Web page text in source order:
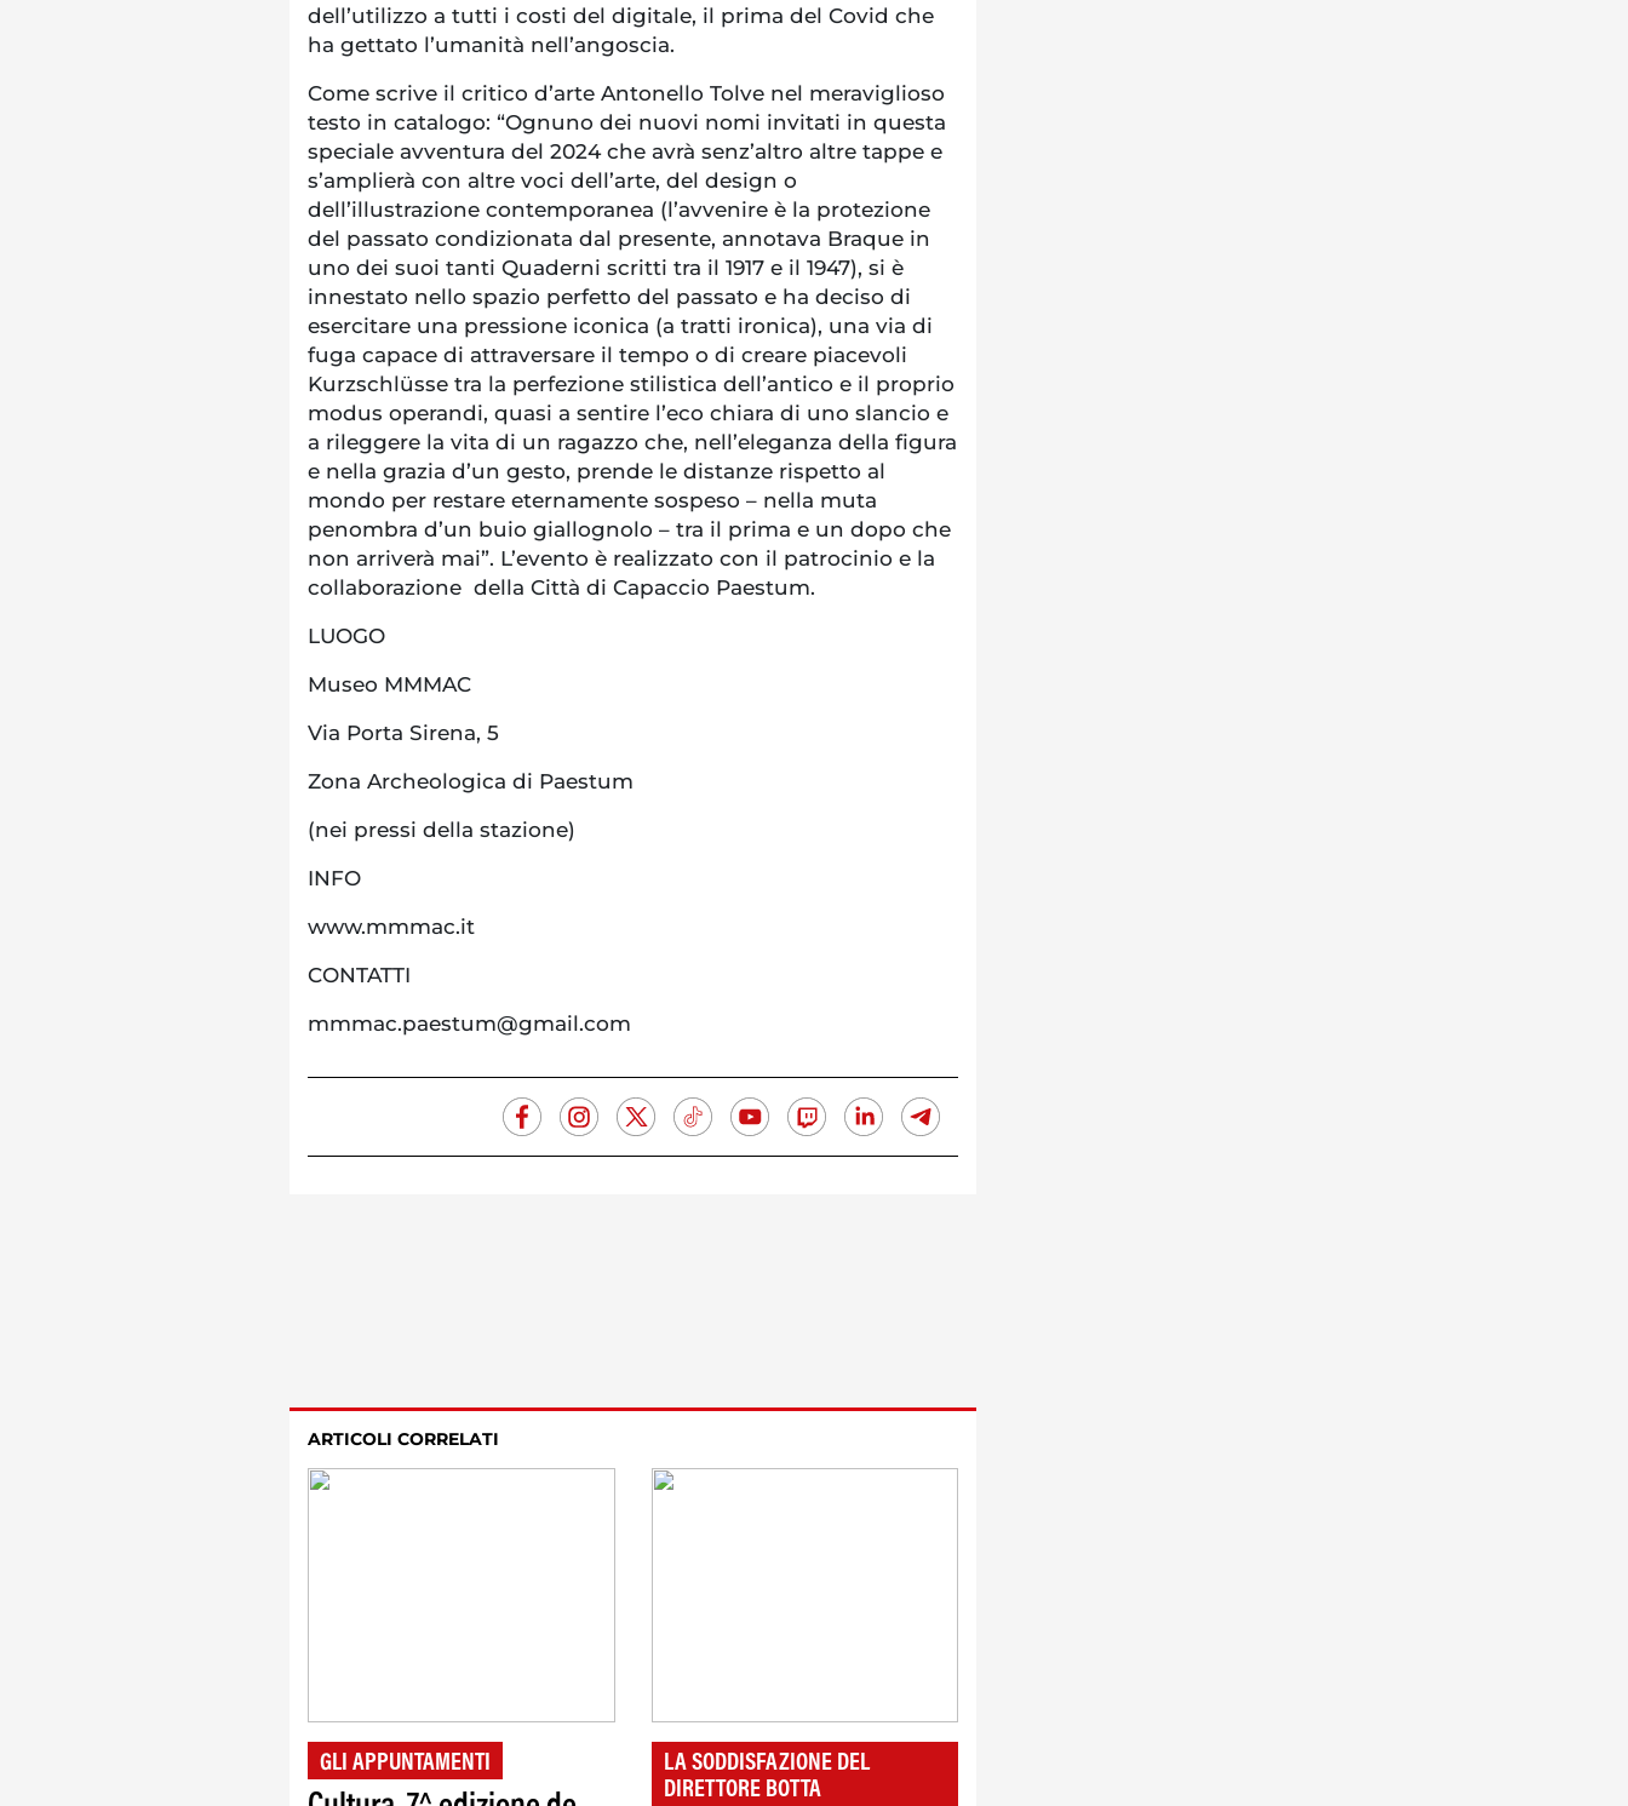
dell’utilizzo a tutti i costi del digitale, il prima del Covid che
ha gettato l’umanità nell’angoscia.
Come scrive il critico d’arte Antonello Tolve nel meraviglioso
testo in catalogo: “Ognuno dei nuovi nomi invitati in questa
speciale avventura del 2024 che avrà senz’altro altre tappe e
s’amplierà con altre voci dell’arte, del design o
dell’illustrazione contemporanea (l’avvenire è la protezione
del passato condizionata dal presente, annotava Braque in
uno dei suoi tanti Quaderni scritti tra il 1917 e il 1947), si è
innestato nello spazio perfetto del passato e ha deciso di
esercitare una pressione iconica (a tratti ironica), una via di
fuga capace di attraversare il tempo o di creare piacevoli
Kurzschlüsse tra la perfezione stilistica dell’antico e il proprio
modus operandi, quasi a sentire l’eco chiara di uno slancio e
a rileggere la vita di un ragazzo che, nell’eleganza della figura
e nella grazia d’un gesto, prende le distanze rispetto al
mondo per restare eternamente sospeso – nella muta
penombra d’un buio giallognolo – tra il prima e un dopo che
non arriverà mai”. L’evento è realizzato con il patrocinio e la
collaborazione della Città di Capaccio Paestum.
LUOGO
Museo MMMAC
Via Porta Sirena, 5
Zona Archeologica di Paestum
(nei pressi della stazione)
INFO
www.mmmac.it
CONTATTI
mmmac.paestum@gmail.com
ARTICOLI CORRELATI
GLI APPUNTAMENTI
LA SODDISFAZIONE DEL
DIRETTORE BOTTA